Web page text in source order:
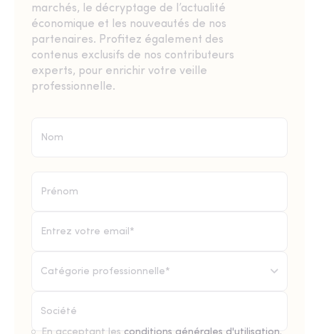
marchés, le décryptage de l’actualité
économique et les nouveautés de nos
partenaires. Profitez également des
contenus exclusifs de nos contributeurs
experts, pour enrichir votre veille
professionnelle.
Catégorie professionnelle*